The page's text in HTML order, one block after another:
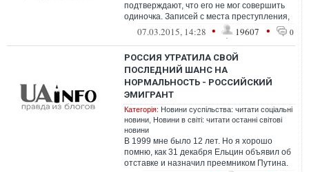
подтверждают, что его не мог совершить
одиночка. Записей с места преступления,
которые можно было бы использовать...
07.03.2015, 14:28 • 19607 • 0
РОССИЯ УТРАТИЛА СВОЙ
ПОСЛЕДНИЙ ШАНС НА
НОРМАЛЬНОСТЬ - РОССИЙСКИЙ
ЭМИГРАНТ
Категорія: Новини суспільства: читати соціальні
новини Новини в світі: читати останні світові
новини
В 1999 мне было 12 лет. Но я хорошо
помню, как 31 декабря Ельцин объявил об
отставке и назначил преемником Путина.